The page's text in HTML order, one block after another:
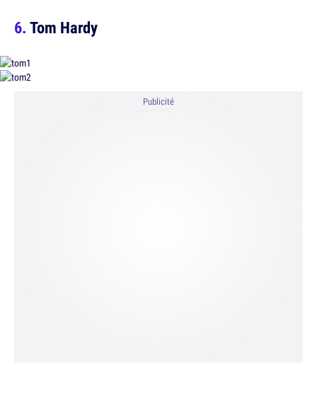
Tom Hardy
Publicité